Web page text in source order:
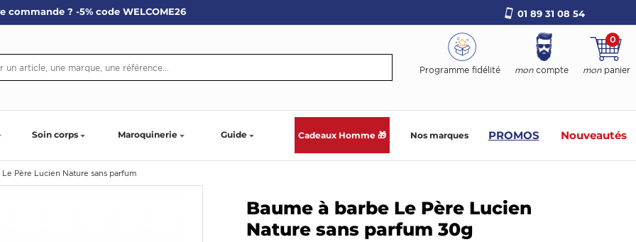
commande ? -5% code WELCOME26 01 89 31 08 54
Programme fidélité mon compte mon panier
0
Soin corps Maroquinerie Guide Cadeaux Homme 🎁 Nos marques PROMOS Nouveautés
Le Père Lucien Nature sans parfum
Baume à barbe Le Père Lucien
Nature sans parfum 30g